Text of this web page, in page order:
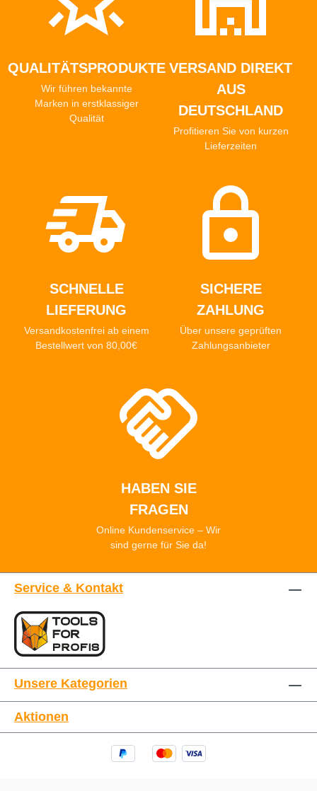
QUALITÄTSPRODUKTE
Wir führen bekannte
Marken in erstklassiger
Qualität
VERSAND DIREKT
AUS
DEUTSCHLAND
Profitieren Sie von kurzen
Lieferzeiten
SCHNELLE
LIEFERUNG
Versandkostenfrei ab einem
Bestellwert von 80,00€
SICHERE
ZAHLUNG
Über unsere geprüften
Zahlungsanbieter
HABEN SIE
FRAGEN
Online Kundenservice – Wir
sind gerne für Sie da!
Service & Kontakt
Unsere Kategorien
Aktionen